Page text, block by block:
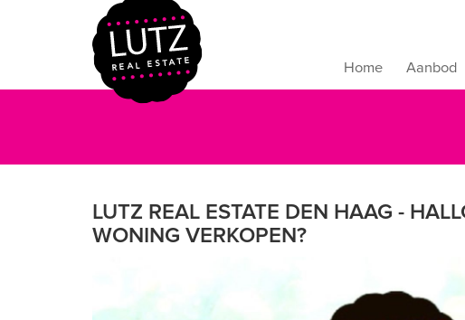
Home Aanbod
LUTZ REAL ESTATE DEN HAAG -
WONING VERKOPEN?